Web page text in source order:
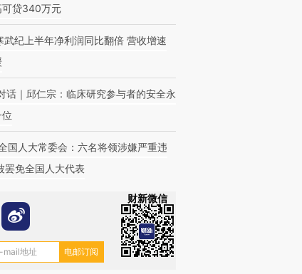
可贷340万元
武纪上半年净利润同比翻倍 营收增速
话｜邱仁宗：临床研究参与者的安全永
国人大常委会：六名将领涉嫌严重违
罢免全国人大代表
财新微信